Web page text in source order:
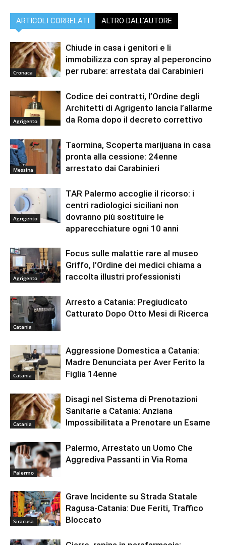
ARTICOLI CORRELATI ALTRO DALL'AUTORE
Cronaca
Chiude in casa i genitori e li
immobilizza con spray al peperoncino
per rubare: arrestata dai Carabinieri
Agrigento
Codice dei contratti, l’Ordine degli
Architetti di Agrigento lancia l’allarme
da Roma dopo il decreto correttivo
Messina
Taormina, Scoperta marijuana in casa
pronta alla cessione: 24enne
arrestato dai Carabinieri
Agrigento
TAR Palermo accoglie il ricorso: i
centri radiologici siciliani non
dovranno più sostituire le
apparecchiature ogni 10 anni
Agrigento
Focus sulle malattie rare al museo
Griffo, l’Ordine dei medici chiama a
raccolta illustri professionisti
Catania
Arresto a Catania: Pregiudicato
Catturato Dopo Otto Mesi di Ricerca
Catania
Aggressione Domestica a Catania:
Madre Denunciata per Aver Ferito la
Figlia 14enne
Catania
Disagi nel Sistema di Prenotazioni
Sanitarie a Catania: Anziana
Impossibilitata a Prenotare un Esame
Palermo
Palermo, Arrestato un Uomo Che
Aggrediva Passanti in Via Roma
Siracusa
Grave Incidente su Strada Statale
Ragusa-Catania: Due Feriti, Traffico
Bloccato